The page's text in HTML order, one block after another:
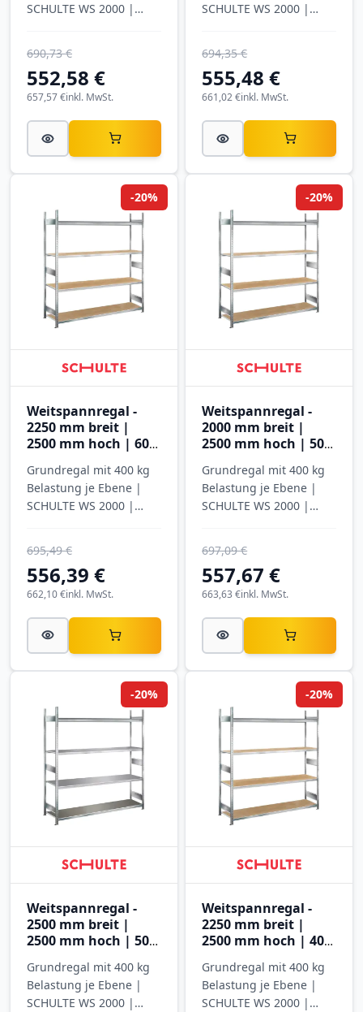
SCHULTE WS 2000 |
552,58 €
690,73 €
inkl. MwSt.
657,57 €
SCHULTE WS 2000 |
555,48 €
694,35 €
inkl. MwSt.
661,02 €
Weitspannregal -
2250 mm breit |
2500 mm hoch | 600
mit Spanplatten
Grundregal mit 400 kg
Belastung je Ebene |
SCHULTE WS 2000 |
556,39 €
695,49 €
-20%
inkl. MwSt.
662,10 €
Weitspannregal -
2000 mm breit |
2500 mm hoch | 500
mit Spanplatten
Grundregal mit 400 kg
Belastung je Ebene |
SCHULTE WS 2000 |
557,67 €
697,09 €
-20%
inkl. MwSt.
663,63 €
Weitspannregal -
2500 mm breit |
2500 mm hoch | 500
mit Stahlböden
Grundregal mit 400 kg
Belastung je Ebene |
SCHULTE WS 2000 |
-20%
Weitspannregal -
2250 mm breit |
2500 mm hoch | 400
mit Spanplatten
Grundregal mit 400 kg
Belastung je Ebene |
SCHULTE WS 2000 |
-20%